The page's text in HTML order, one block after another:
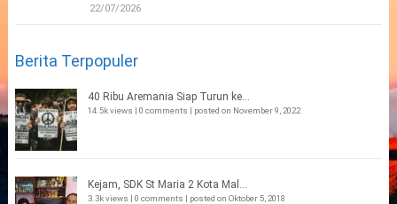
22/07/2026
Berita Terpopuler
40 Ribu Aremania Siap Turun ke...
14.5k views | 0 comments | posted on November 9, 2022
Kejam, SDK St Maria 2 Kota Mal...
3.3k views | 0 comments | posted on Oktober 5, 2018